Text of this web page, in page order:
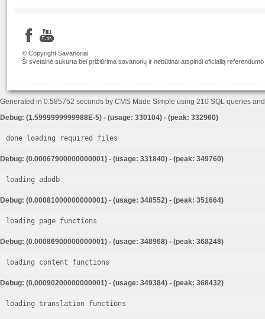
© Copyright Savanoriai
Ši svetainė sukurta bei prižiūrima savanorių ir nebūtinai atspindi oficialią
Generated in 0.585752 seconds by CMS Made Simple using 210 SQL queries
Debug: (1.5999999999988E-5) - (usage: 330104) - (peak: 332960)
done loading required files
Debug: (0.00067900000000001) - (usage: 331840) - (peak: 349760)
loading adodb
Debug: (0.00081000000000001) - (usage: 348552) - (peak: 351664)
loading page functions
Debug: (0.00086900000000001) - (usage: 348968) - (peak: 368248)
loading content functions
Debug: (0.00090200000000001) - (usage: 349384) - (peak: 368432)
loading translation functions